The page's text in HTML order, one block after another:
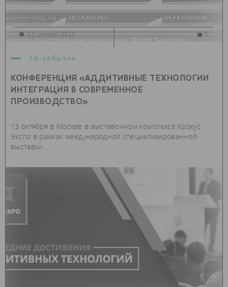
3d-события
КОНФЕРЕНЦИЯ «АДДИТИВНЫЕ ТЕХНОЛОГИИ
ИНТЕГРАЦИЯ В СОВРЕМЕННОЕ
ПРОИЗВОДСТВО»
13 октября в Москве в выставочном комплексе Крокус
Экспо в рамках международной специализированной
выставки...
12 октября 2016 0